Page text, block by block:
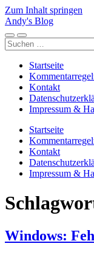
Zum Inhalt springen
Andy's Blog
Mobile-
Menü
Suchfeld
ein-/ausblenden
Suchen
nach:
Startseite
Kontakt
Impressum &
Startseite
Kontakt
Impressum &
Windows: